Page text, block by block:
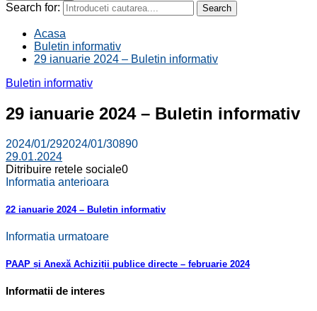
Search for: Search
Acasa
Buletin informativ
29 ianuarie 2024 – Buletin informativ
Buletin informativ
29 ianuarie 2024 – Buletin informativ
2024/01/292024/01/30890
29.01.2024
Ditribuire retele sociale0
Informatia anterioara
22 ianuarie 2024 – Buletin informativ
Informatia urmatoare
PAAP și Anexă Achiziții publice directe – februarie 2024
Informatii de interes